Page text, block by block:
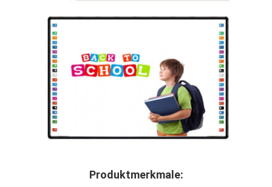
Über uns
Fabrik Tour
Qualitätskontrolle
Kontakt
Produktmerkmale: